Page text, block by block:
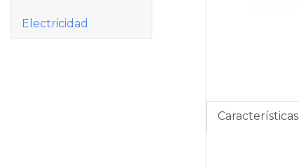
Electricidad
Características